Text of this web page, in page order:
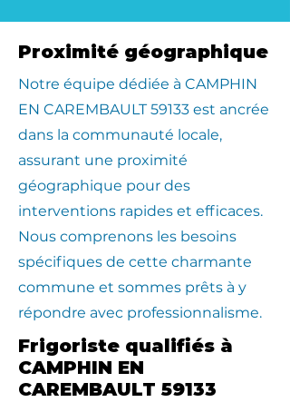
Proximité géographique
​Notre équipe dédiée à CAMPHIN
EN CAREMBAULT 59133 est ancrée
dans la communauté locale,
assurant une proximité
géographique pour des
interventions rapides et efficaces.
Nous comprenons les besoins
spécifiques de cette charmante
commune et sommes prêts à y
répondre avec professionnalisme.
Frigoriste qualifiés à
CAMPHIN EN
CAREMBAULT 59133